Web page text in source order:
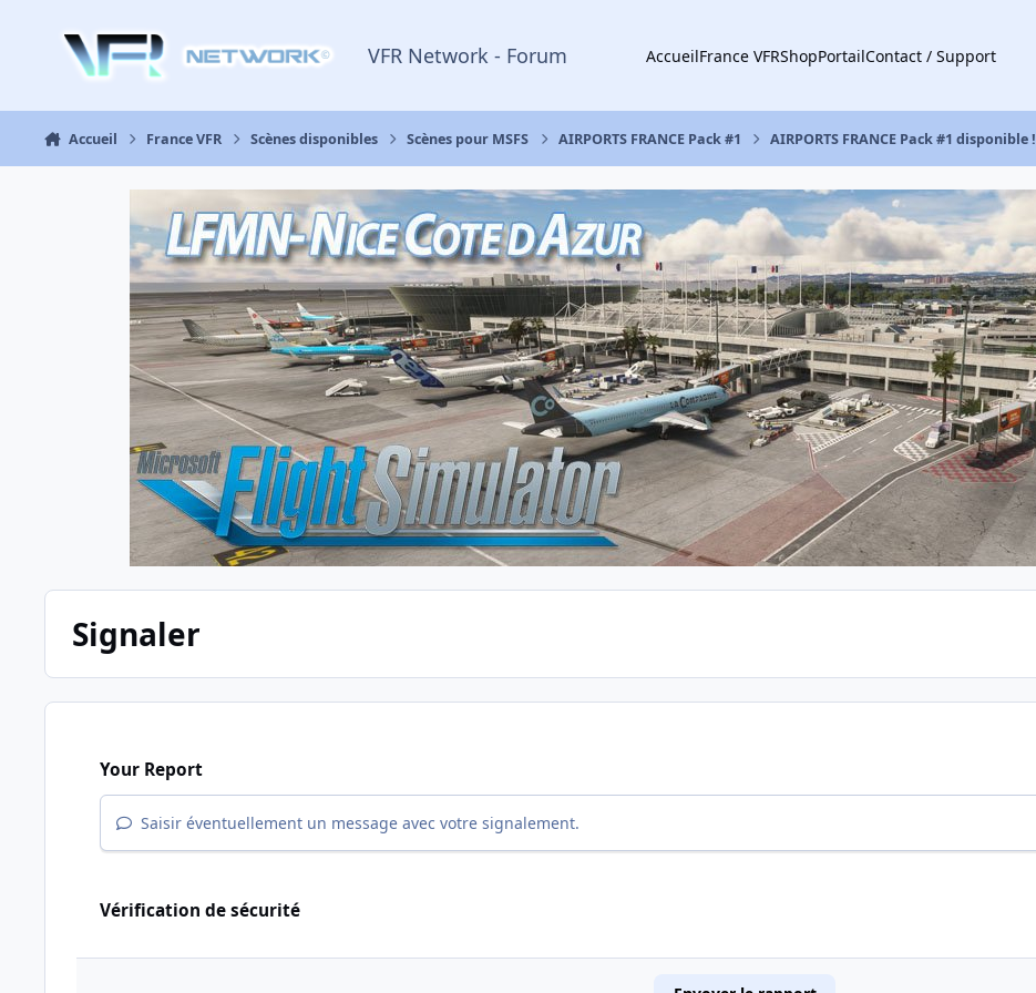
VFR Network - Forum AccueilFrance VFRShopPortailContact / Support
Accueil France VFR Scènes disponibles Scènes pour MSFS AIRPORTS FRANCE Pack #1 AIRPORTS FRANCE Pack #1 disponible !
Signaler
Your Report
Saisir éventuellement un message avec votre signalement.
Vérification de sécurité